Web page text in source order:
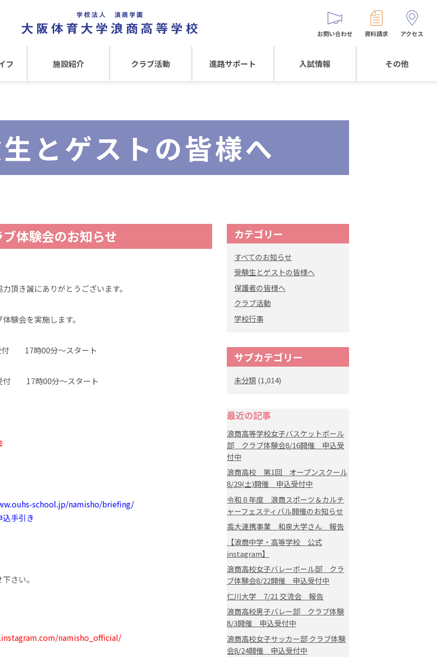
フ 施設紹介 クラブ活動
文化クラブ
進路サポート
大阪体育大学
内部進学について
入試情報 その他
お問い合わせ 資料請求 アクセス
とゲストの皆様へ
体験会のお知らせ
頂き誠にありがとうございます。
験会を実施します。
付 17時00分～スタート
付 17時00分～スタート
school.jp/namisho/briefing/
手引き
さい。
namisho_official/
カテゴリー
すべてのお知らせ
受験生とゲストの皆様へ
保護者の皆様へ
クラブ活動
学校行事
サブカテゴリー
未分類 (1,014)
最近の記事
浪商高等学校女子バスケットボール
部 クラブ体験会8/16開催 申込受
付中
浪商高校 第1回 オープンスクール
8/29(土)開催 申込受付中
令和８年度 浪商スポーツ＆カルチ
ャーフェスティバル開催のお知らせ
高大連携事業 和泉大学さん 報告
【浪商中学・高等学校 公式
instagram】
浪商高校女子バレーボール部 クラ
ブ体験会8/22開催 申込受付中
仁川大学 7/21 交流会 報告
浪商高校男子バレー部 クラブ体験
8/3開催 申込受付中
浪商高校女子サッカー部 クラブ体験
会8/24開催 申込受付中